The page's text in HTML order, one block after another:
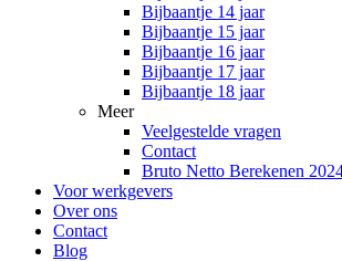
Bijbaantje 14 jaar
Bijbaantje 15 jaar
Bijbaantje 16 jaar
Bijbaantje 17 jaar
Bijbaantje 18 jaar
Meer
Veelgestelde vragen
Contact
Bruto Netto Berekenen
Voor werkgevers
Over ons
Contact
Blog